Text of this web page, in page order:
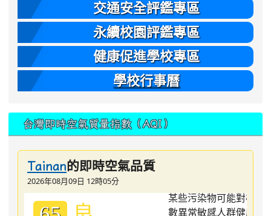
交通安全評鑑專區
永續校園評鑑專區
健康促進學校專區
學校行事曆
台灣即時空氣質量指數（AQI）
Tainan的即時空氣品質
2026年08月09日 12時05分